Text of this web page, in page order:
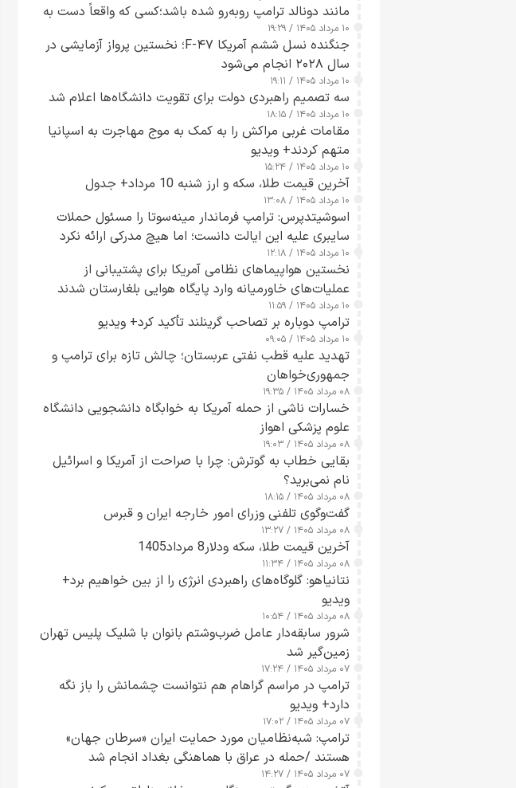
مانند دونالد ترامپ روبه‌رو شده باشد؛کسی که واقعاً دست به
اقدام می‌زند
۱۰ مرداد ۱۴۰۵ / ۱۹:۲۹
جنگنده نسل ششم آمریکا F-۴۷؛ نخستین پرواز آزمایشی در
سال ۲۰۲۸ انجام می‌شود
۱۰ مرداد ۱۴۰۵ / ۱۹:۱۱
سه تصمیم راهبردی دولت برای تقویت دانشگاه‌ها اعلام شد
۱۰ مرداد ۱۴۰۵ / ۱۸:۱۵
مقامات غربی مراکش را به کمک به موج مهاجرت به اسپانیا
متهم کردند+ ویدیو
۱۰ مرداد ۱۴۰۵ / ۱۵:۲۴
آخرین قیمت طلا، سکه و ارز شنبه 10 مرداد+ جدول
۱۰ مرداد ۱۴۰۵ / ۱۳:۰۸
اسوشیتدپرس: ترامپ فرماندار مینه‌سوتا را مسئول حملات
سایبری علیه این ایالت دانست؛ اما هیچ مدرکی ارائه نکرد
۱۰ مرداد ۱۴۰۵ / ۱۲:۱۸
نخستین هواپیماهای نظامی آمریکا برای پشتیبانی از
عملیات‌های خاورمیانه وارد پایگاه هوایی بلغارستان شدند
۱۰ مرداد ۱۴۰۵ / ۱۱:۵۹
ترامپ دوباره بر تصاحب گرینلند تأکید کرد+ ویدیو
۱۰ مرداد ۱۴۰۵ / ۰۹:۰۵
تهدید علیه قطب نفتی عربستان؛ چالش تازه برای ترامپ و
جمهوری‌خواهان
۰۸ مرداد ۱۴۰۵ / ۱۹:۳۵
خسارات ناشی از حمله آمریکا به خوابگاه دانشجویی دانشگاه
علوم پزشکی اهواز
۰۸ مرداد ۱۴۰۵ / ۱۹:۰۳
بقایی خطاب به گوترش: چرا با صراحت از آمریکا و اسرائیل
نام نمی‌برید؟
۰۸ مرداد ۱۴۰۵ / ۱۸:۱۵
گفت‌وگوی تلفنی وزرای امور خارجه ایران و قبرس
۰۸ مرداد ۱۴۰۵ / ۱۳:۲۷
آخرین قیمت طلا، سکه ودلار8 مرداد1405
۰۸ مرداد ۱۴۰۵ / ۱۱:۳۴
نتانیاهو: گلوگاه‌های راهبردی انرژی را از بین خواهیم برد+
ویدیو
۰۸ مرداد ۱۴۰۵ / ۱۰:۵۴
شرور سابقه‌دار عامل ضرب‌وشتم بانوان با شلیک پلیس تهران
زمین‌گیر شد
۰۷ مرداد ۱۴۰۵ / ۱۷:۲۴
ترامپ در مراسم گراهام هم نتوانست چشمانش را باز نگه
دارد+ ویدیو
۰۷ مرداد ۱۴۰۵ / ۱۷:۰۲
ترامپ: شبه‌نظامیان مورد حمایت ایران «سرطان جهان»
هستند /حمله در عراق با هماهنگی بغداد انجام شد
۰۷ مرداد ۱۴۰۵ / ۱۴:۲۷